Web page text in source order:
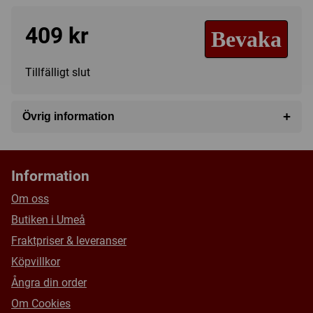
409 kr Bevaka
Tillfälligt slut
Övrig information +
Miniatyrer
Tillverkare:
Länkar: BoardGameGeek
Försälj. rank:3802/18139
Information
Om oss
Butiken i Umeå
Fraktpriser & leveranser
Köpvillkor
Ångra din order
Om Cookies